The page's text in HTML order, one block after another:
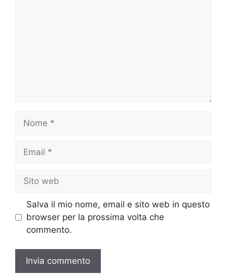
web
Salva il mio nome, email e sito web in questo
browser per la prossima volta che
commento.